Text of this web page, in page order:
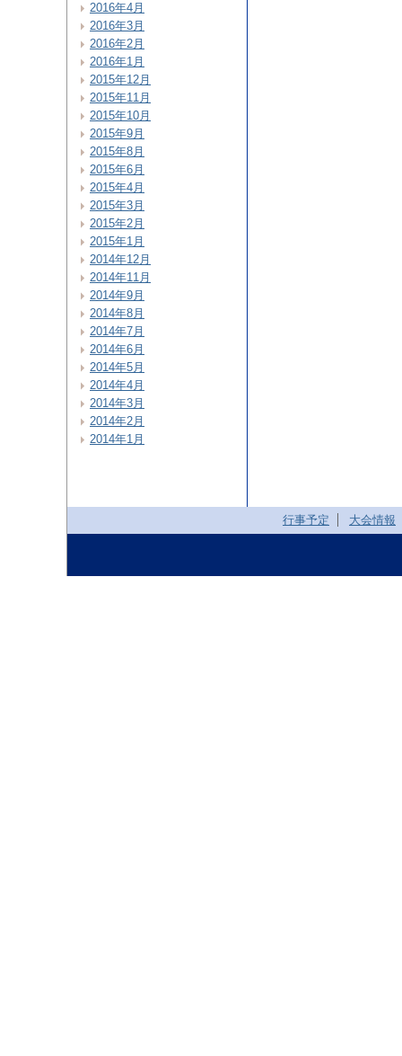
2016年4月
2016年3月
2016年2月
2016年1月
2015年12月
2015年11月
2015年10月
2015年9月
2015年8月
2015年6月
2015年4月
2015年3月
2015年2月
2015年1月
2014年12月
2014年11月
2014年9月
2014年8月
2014年7月
2014年6月
2014年5月
2014年4月
2014年3月
2014年2月
2014年1月
行事予定 大会情報